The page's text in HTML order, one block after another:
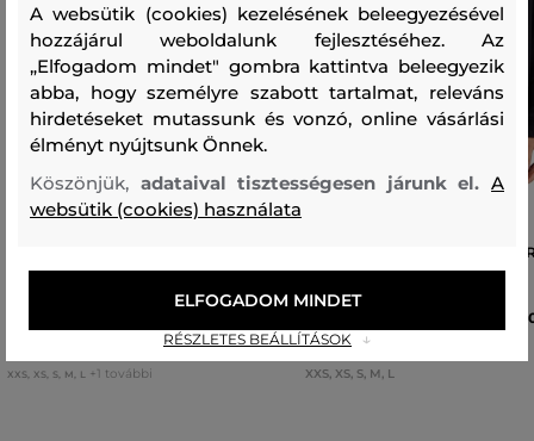
CROPPED-T-SHIRT T-SHIRT
XXS XS S M L +1 további
PÓLÓ DIESEL PATRICIA-D-
SHIRT L/S
XXS, XS, S, M, L
A websütik (cookies) kezelésének beleegyezésével
hozzájárul weboldalunk fejlesztéséhez. Az
„Elfogadom mindet" gombra kattintva beleegyezik
abba, hogy személyre szabott tartalmat, releváns
hirdetéseket mutassunk és vonzó, online vásárlási
élményt nyújtsunk Önnek.
Köszönjük, adataival tisztességesen járunk el.A
websütik (cookies) használata
RÉSZLETES BEÁLLÍTÁSOK
ELFOGADOM MINDET